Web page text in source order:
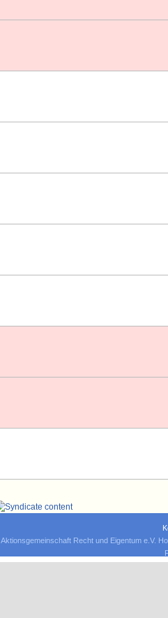
Aktionsgemeinschaft Recht und Eigentum e.V.